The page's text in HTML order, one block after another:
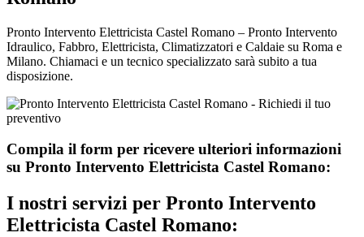
Pronto Intervento Elettricista Castel Romano – Pronto Intervento
Idraulico, Fabbro, Elettricista, Climatizzatori e Caldaie su Roma e
Milano. Chiamaci e un tecnico specializzato sarà subito a tua
disposizione.
Compila il form per ricevere ulteriori informazioni
su Pronto Intervento Elettricista Castel Romano:
I nostri servizi per Pronto Intervento
Elettricista Castel Romano: